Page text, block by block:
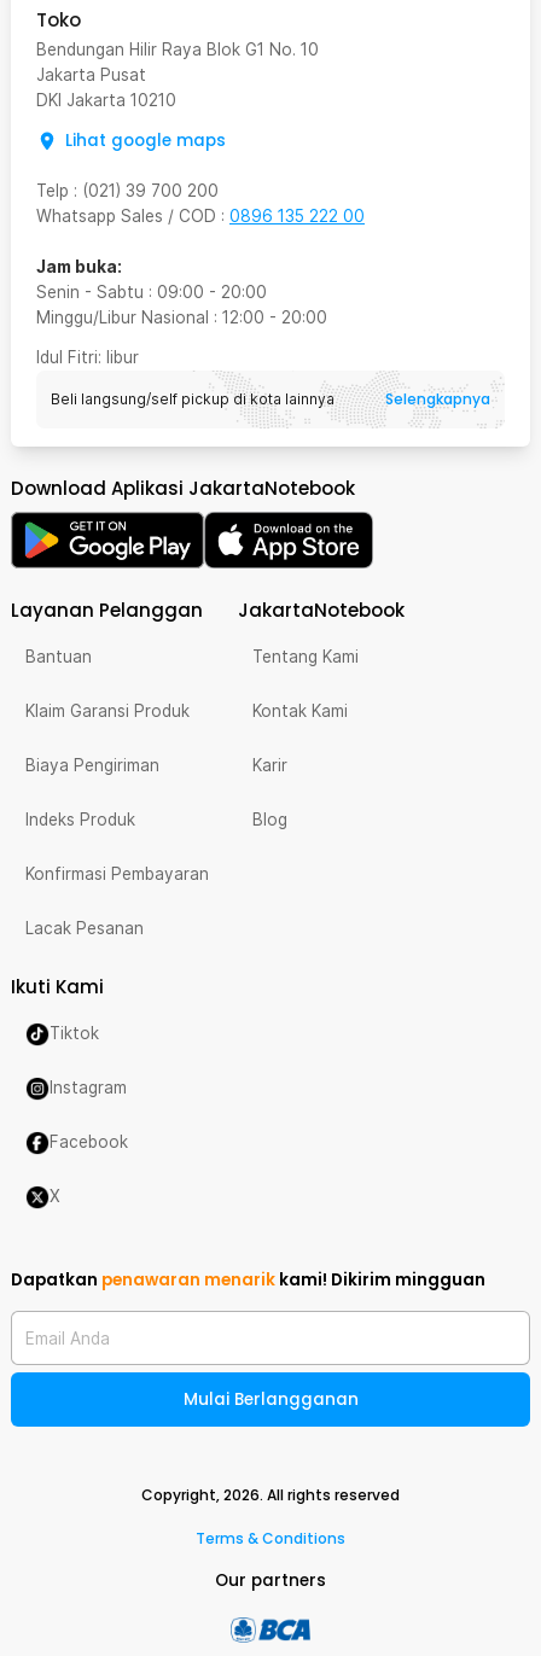
Toko
Bendungan Hilir Raya Blok G1 No. 10
Jakarta Pusat
DKI Jakarta 10210
Lihat google maps
Telp : (021) 39 700 200
Whatsapp Sales / COD : 0896 135 222 00
Jam buka:
Senin - Sabtu : 09:00 - 20:00
Minggu/Libur Nasional : 12:00 - 20:00
Idul Fitri: libur
Beli langsung/self pickup di kota lainnya Selengkapnya
Download Aplikasi JakartaNotebook
Layanan Pelanggan
Bantuan
Klaim Garansi Produk
Biaya Pengiriman
Indeks Produk
Konfirmasi Pembayaran
Lacak Pesanan
JakartaNotebook
Tentang Kami
Kontak Kami
Karir
Blog
Ikuti Kami
Tiktok
Instagram
Facebook
X
Dapatkan penawaran menarik kami! Dikirim mingguan
Email Anda
Mulai Berlangganan
Copyright,2026. All rights reserved
Terms & Conditions
Our partners